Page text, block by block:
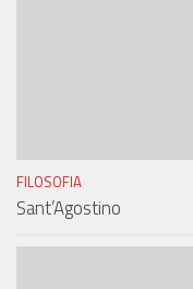
FILOSOFIA
Sant’Agostino